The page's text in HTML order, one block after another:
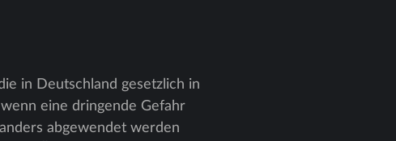
in Deutschland gesetzlich in
eine dringende Gefahr
abgewendet werden